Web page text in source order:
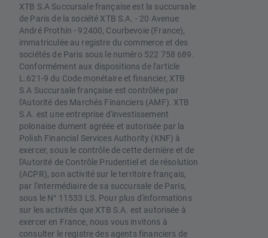
XTB S.A Succursale française est la succursale
de Paris de la société XTB S.A. - 20 Avenue
André Prothin - 92400, Courbevoie (France),
immatriculée au registre du commerce et des
sociétés de Paris sous le numéro 522 758 689.
Conformément aux dispositions de l'article
L.621-9 du Code monétaire et financier, XTB
S.A Succursale française est contrôlée par
l'Autorité des Marchés Financiers (AMF). XTB
S.A. est une entreprise d'investissement
polonaise dument agréée et autorisée par la
Polish Financial Services Authority (KNF) à
exercer, sous le contrôle de cette dernière et de
l'Autorité de Contrôle Prudentiel et de résolution
(ACPR), son activité sur le territoire français,
par l'intermédiaire de sa succursale de Paris,
sous le N° 11533 LS. Pour plus d'informations
sur les activités que XTB S.A. est autorisée à
exercer en France, nous vous invitons à
consulter le registre des agents financiers de